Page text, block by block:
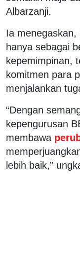
Albarzanji.
Ia menegaskan,
hanya sebagai
kepemimpinan,
komitmen para
menjalankan
“Dengan
kepengurusan
membawa
lebih baik,”